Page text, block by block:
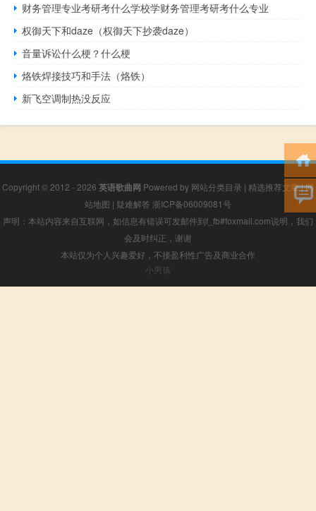
财务管理专业考研考什么学校学财务管理考研考什么专业
权御天下和daze（权御天下抄袭daze）
音量诉讼什么梗？什么梗
烙铁焊接技巧和手法（烙铁）
新飞空调制热没反应
Copyright © 2012 - 2026 英语歌曲网 Powered by 网站分类目录 | 精选推荐文章|网
站地图 | 疑难解答 浙ICP备06009081号
声明：本站内容来自互联网，如信息有错误可发邮件到f_fb#foxmail.com说明，我们
会及时纠正，谢谢
本站仅为个人兴趣爱好，不接盈利性广告及商业合作
小男孩